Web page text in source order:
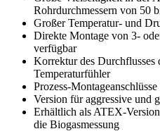
Rohrdurchmessern von 50
Großer Temperatur- und
Direkte Montage von 3-
verfügbar
Korrektur des Durchflusses
Temperaturfühler
Prozess-
Version für aggressive und
Erhältlich als ATEX-
die Biogasmessung